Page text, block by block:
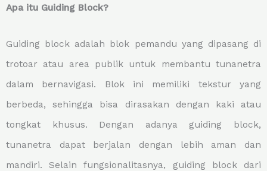
Apa itu Guiding Block?
Guiding block adalah blok pemandu yang dipasang di
trotoar atau area publik untuk membantu tunanetra
dalam bernavigasi. Blok ini memiliki tekstur yang
berbeda, sehingga bisa dirasakan dengan kaki atau
tongkat khusus. Dengan adanya guiding block,
tunanetra dapat berjalan dengan lebih aman dan
mandiri. Selain fungsionalitasnya, guiding block dari